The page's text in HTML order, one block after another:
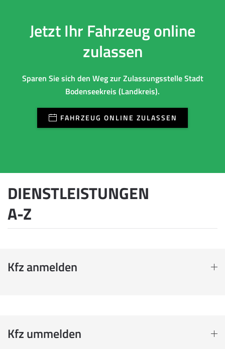
Jetzt Ihr Fahrzeug online
zulassen
Sparen Sie sich den Weg zur Zulassungsstelle Stadt
Bodenseekreis (Landkreis).
FAHRZEUG ONLINE ZULASSEN
DIENSTLEISTUNGEN
A-Z
Kfz anmelden
Kfz ummelden